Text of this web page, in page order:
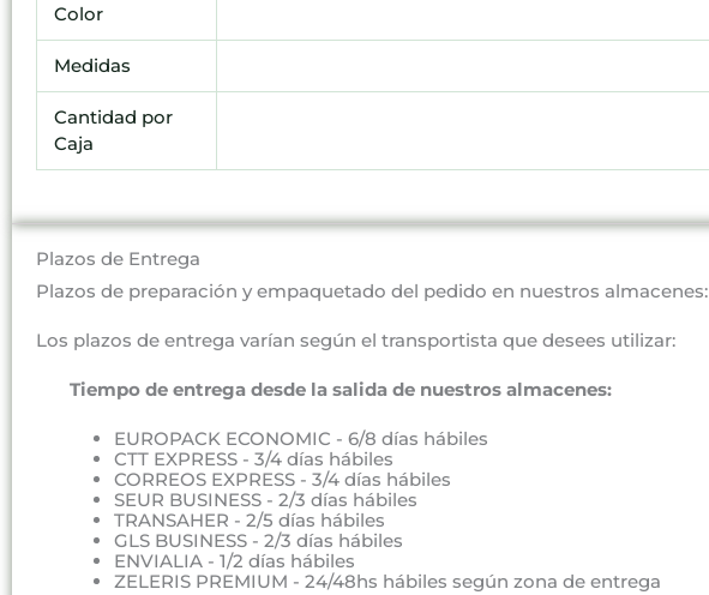
Color
Medidas
Cantidad por
Caja
Plazos de Entrega
Plazos de preparación y empaquetado del pedido en nuestros almacenes:
Los plazos de entrega varían según el transportista que desees utilizar:
Tiempo de entrega desde la salida de nuestros almacenes:
EUROPACK ECONOMIC - 6/8 días hábiles
CTT EXPRESS - 3/4 días hábiles
CORREOS EXPRESS - 3/4 días hábiles
SEUR BUSINESS - 2/3 días hábiles
TRANSAHER - 2/5 días hábiles
GLS BUSINESS - 2/3 días hábiles
ENVIALIA - 1/2 días hábiles
ZELERIS PREMIUM - 24/48hs hábiles según zona de entrega